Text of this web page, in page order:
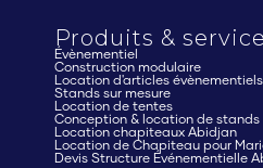
Produits &
Évènementiel
Construction modulaire
Location d'articles évènementiels
Stands sur mesure
Location de tentes
Conception & location de stands
Location chapiteaux Abidjan
Location de Chapiteau pour
Devis Structure Événementielle